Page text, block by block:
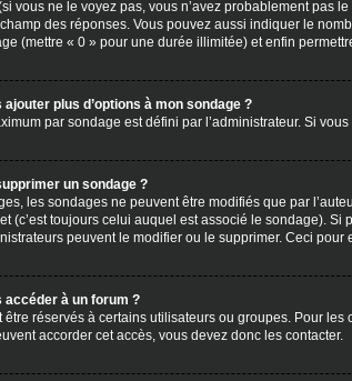
vous ne le voyez pas, vous n’avez probablement pas
des réponses. Vous pouvez aussi indiquer le
(mettre « 0 » pour une durée illimitée) et enfin
plus d’options à mon sondage ?
par sondage est défini par l’administrateur. Si
un sondage ?
les sondages ne peuvent être modifiés que par
(c’est toujours celui auquel est associé le sondage).
peuvent le modifier ou le supprimer. Ceci
accéder à un forum ?
réservés à certains utilisateurs ou groupes. Pour
accorder cet accès, vous devez donc les contacter.